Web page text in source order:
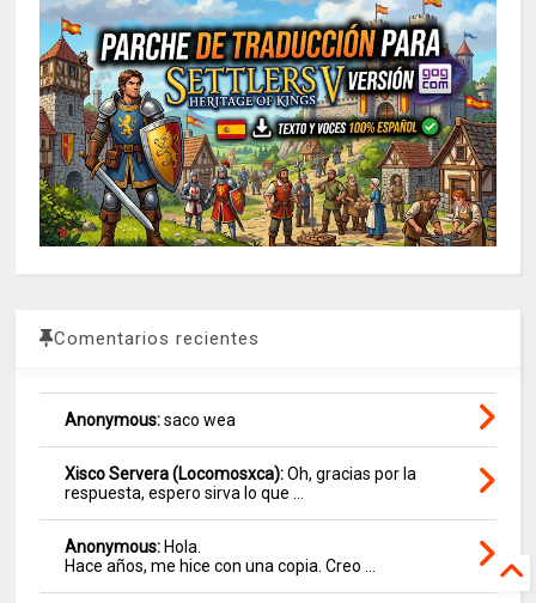
Comentarios recientes
Anonymous:saco wea
Xisco Servera (Locomosxca):Oh, gracias por la
respuesta, espero sirva lo que ...
Anonymous: Hola.
Hace años, me hice con una copia. Creo ...